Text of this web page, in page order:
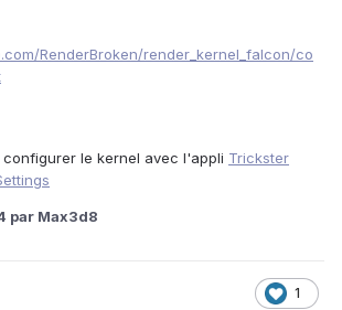
RenderBroken/render_kernel_falcon/co
configurer le kernel avec l'appli Trickster
par Max3d8
1